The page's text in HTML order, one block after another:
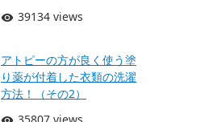
39134 views
アトピーの方が良く使う塗
り薬が付着した衣類の洗濯
方法！（その2）